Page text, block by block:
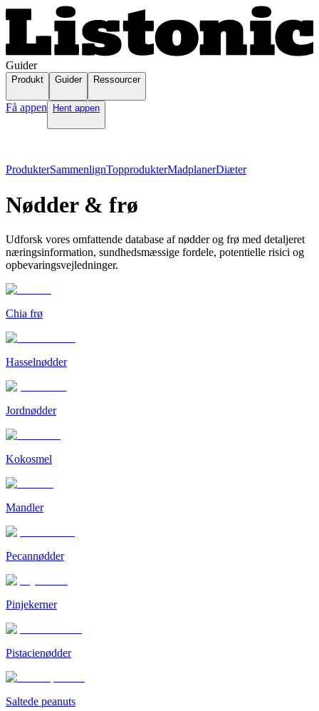
Guider
Produkt Guider Ressourcer
Få appen Hent appen
ProdukterSammenlignTopprodukterMadplanerDiæter
Nødder & frø
Udforsk vores omfattende database af nødder og frø med detaljeret
næringsinformation, sundhedsmæssige fordele, potentielle risici og
opbevaringsvejledninger.
Chia frø
Hasselnødder
Jordnødder
Kokosmel
Mandler
Pecannødder
Pinjekerner
Pistacienødder
Saltede peanuts